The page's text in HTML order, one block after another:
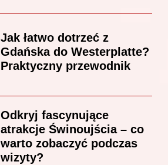
Jak łatwo dotrzeć z
Gdańska do Westerplatte?
Praktyczny przewodnik
Odkryj fascynujące
atrakcje Świnoujścia – co
warto zobaczyć podczas
wizyty?